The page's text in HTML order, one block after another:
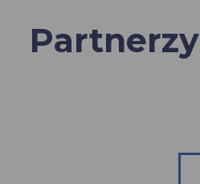
Partnerzy